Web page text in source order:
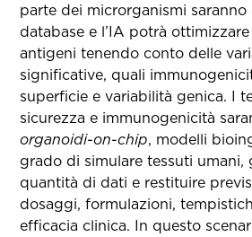
parte dei microrganismi
database e l’IA potrà
antigeni tenendo conto delle
significative, quali
superficie e variabilità genica. I
sicurezza e immunogenicità
organoidi-on-chip, modelli
grado di simulare tessuti umani,
quantità di dati e restituire
dosaggi, formulazioni,
efficacia clinica. In questo